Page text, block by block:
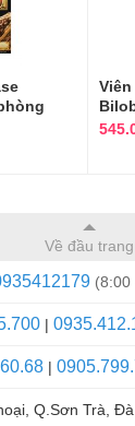
100
Về đầu trang
(8:00
|
|
Q.Sơn Trà,